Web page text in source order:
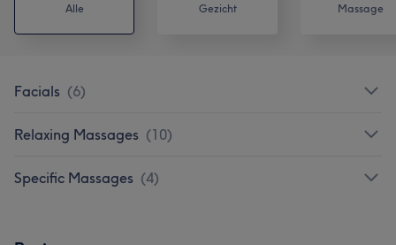
Alle Gezicht Massage
Facials (6)
Relaxing Massages (10)
Specific Massages (4)